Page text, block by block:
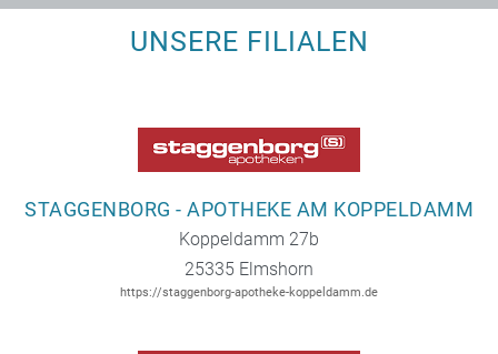
UNSERE FILIALEN
STAGGENBORG - APOTHEKE AM KOPPELDAMM
Koppeldamm 27b
25335 Elmshorn
https://staggenborg-apotheke-koppeldamm.de